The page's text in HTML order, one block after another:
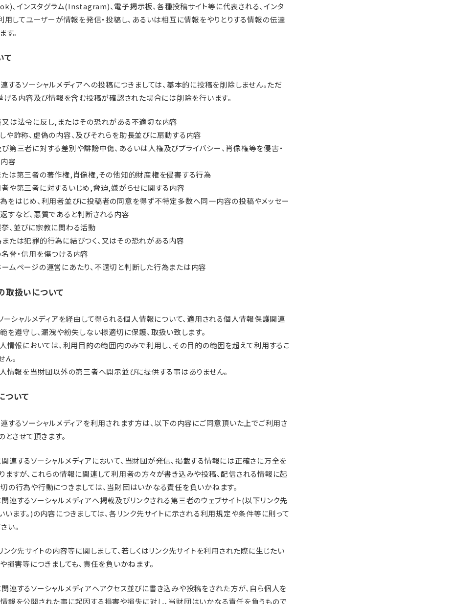
、インスタグラム(Instagram)、電子掲示板、各種投稿サイト等に代表される、インタ
用してユーザーが情報を発信・投稿し、あるいは相互に情報をやりとりする情報の伝達
す。
て
するソーシャルメディアへの投稿につきましては、基本的に投稿を削除しません。ただ
げる内容及び情報を含む投稿が確認された場合には削除を行います。
は法令に反し,またはその恐れがある不適切な内容
や詐称、虚偽の内容、及びそれらを助長並びに扇動する内容
第三者に対する差別や誹謗中傷、あるいは人権及びプライバシー、肖像権等を侵害・
容
たは第三者の著作権,肖像権,その他知的財産権を侵害する行為
や第三者に対するいじめ,脅迫,嫌がらせに関する内容
をはじめ、利用者並びに投稿者の同意を得ず不特定多数へ同一内容の投稿やメッセー
すなど、悪質であると判断される内容
、並びに宗教に関わる活動
たは犯罪的行為に結びつく、又はその恐れがある内容
誉・信用を傷つける内容
ムページの運営にあたり、不適切と判断した行為または内容
取扱いについて
ーシャルメディアを経由して得られる個人情報について、適用される個人情報保護関連
を遵守し、漏洩や紛失しない様適切に保護、取扱い致します。
情報においては、利用目的の範囲内のみで利用し、その目的の範囲を超えて利用するこ
ん。
情報を当財団以外の第三者へ開示並びに提供する事はありません。
ついて
するソーシャルメディアを利用されます方は、以下の内容にご同意頂いた上でご利用さ
とさせて頂きます。
連するソーシャルメディアにおいて、当財団が発信、掲載する情報には正確さに万全を
ますが、これらの情報に関連して利用者の方々が書き込みや投稿、配信される情報に起
の行為や行動につきましては、当財団はいかなる責任を負いかねます。
連するソーシャルメディアへ掲載及びリンクされる第三者のウェブサイト(以下リンク先
います。)の内容につきましては、各リンク先サイトに示される利用規定や条件等に則って
い。
ンク先サイトの内容等に関しまして、若しくはリンク先サイトを利用された際に生じたい
損害等につきましても、責任を負いかねます。
連するソーシャルメディアヘアクセス並びに書き込みや投稿をされた方が、自ら個人を
報を公開された事に起因する損害や損失に対し、当財団はいかなる責任を負うもので